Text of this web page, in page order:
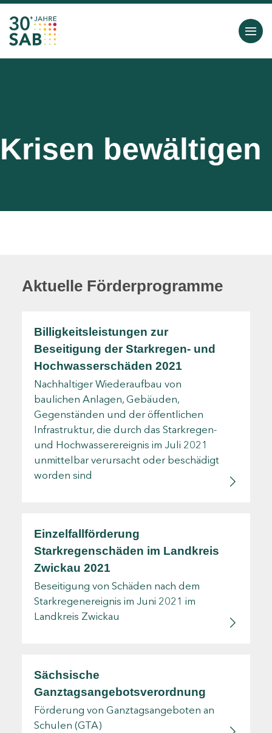
Krisen bewältigen
Aktuelle Förderprogramme
Billigkeitsleistungen zur
Beseitigung der Starkregen- und
Hochwasserschäden 2021
Nachhaltiger Wiederaufbau von
baulichen Anlagen, Gebäuden,
Gegenständen und der öffentlichen
Infrastruktur, die durch das Starkregen-
und Hochwasserereignis im Juli 2021
unmittelbar verursacht oder beschädigt
worden sind
Einzelfallförderung
Starkregenschäden im Landkreis
Zwickau 2021
Beseitigung von Schäden nach dem
Starkregenereignis im Juni 2021 im
Landkreis Zwickau
Sächsische
Ganztagsangebotsverordnung
Förderung von Ganztagsangeboten an
Schulen (GTA)